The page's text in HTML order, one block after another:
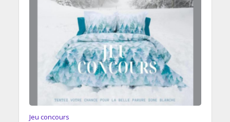
Jeu concours